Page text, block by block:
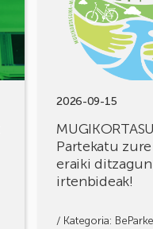
2026-09-15
Partekatu
eraiki ditzagun
irtenbideak!
/ Kategoria:
Partekatu
erronkak,
irtenbideak!